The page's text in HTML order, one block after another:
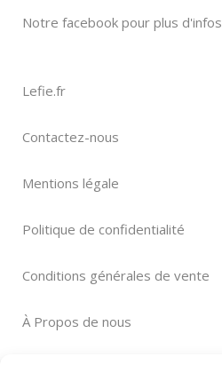
Notre facebook pour plus d'infos
Lefie.fr
Contactez-nous
Mentions légale
Politique de confidentialité
Conditions générales de vente
À Propos de nous